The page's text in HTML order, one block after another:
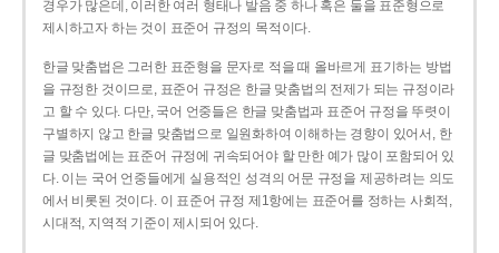
경우가 많은데, 이러한 여러 형태나 발음 중 하나 혹은 둘을 표준형으로
제시하고자 하는 것이 표준어 규정의 목적이다.
한글 맞춤법은 그러한 표준형을 문자로 적을 때 올바르게 표기하는 방법
을 규정한 것이므로, 표준어 규정은 한글 맞춤법의 전제가 되는 규정이라
고 할 수 있다. 다만, 국어 언중들은 한글 맞춤법과 표준어 규정을 뚜렷이
구별하지 않고 한글 맞춤법으로 일원화하여 이해하는 경향이 있어서, 한
글 맞춤법에는 표준어 규정에 귀속되어야 할 만한 예가 많이 포함되어 있
다. 이는 국어 언중들에게 실용적인 성격의 어문 규정을 제공하려는 의도
에서 비롯된 것이다. 이 표준어 규정 제1항에는 표준어를 정하는 사회적,
시대적, 지역적 기준이 제시되어 있다.